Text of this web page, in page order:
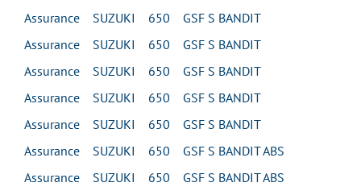
Assurance SUZUKI 650 GSF S BANDIT
Assurance SUZUKI 650 GSF S BANDIT
Assurance SUZUKI 650 GSF S BANDIT
Assurance SUZUKI 650 GSF S BANDIT
Assurance SUZUKI 650 GSF S BANDIT
Assurance SUZUKI 650 GSF S BANDIT ABS
Assurance SUZUKI 650 GSF S BANDIT ABS